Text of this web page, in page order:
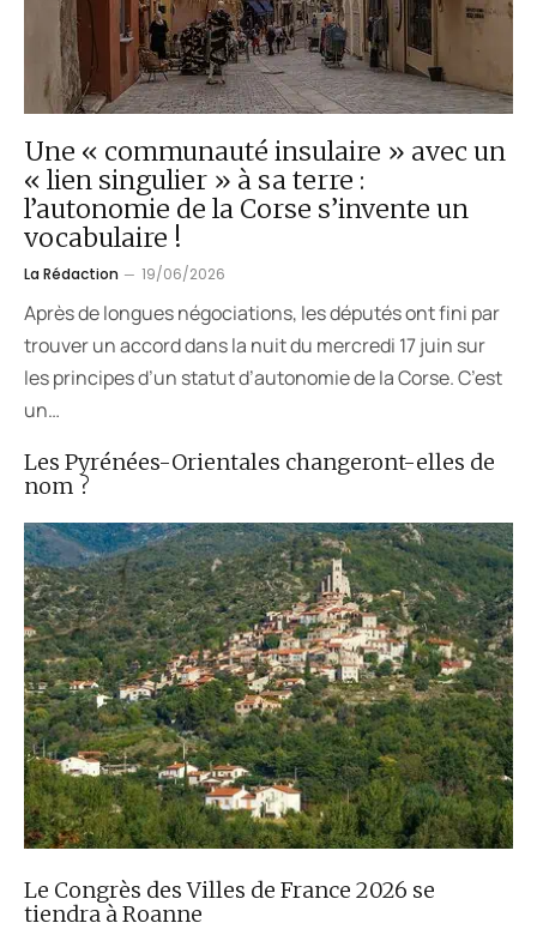
Les Pyrénées-Orientales changeront-elles de
nom ?
Le Congrès des Villes de France 2026 se
tiendra à Roanne
Une « communauté insulaire » avec un
« lien singulier » à sa terre :
l’autonomie de la Corse s’invente un
vocabulaire !
La Rédaction 19/06/2026
Après de longues négociations, les députés ont fini par
trouver un accord dans la nuit du mercredi 17 juin sur
les principes d’un statut d’autonomie de la Corse. C’est
un…